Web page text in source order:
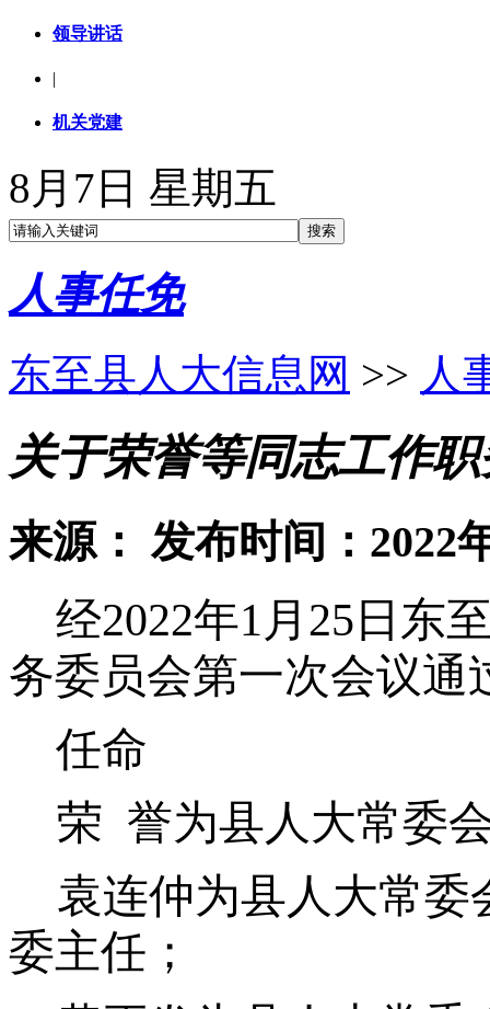
领导讲话
|
机关党建
8月7日 星期五
人事任免
东至县人大信息网 >> 人
关于荣誉等同志工作
来源： 发布时间：2022
经2022年1月25日东
务委员会第一次会议通
任命
荣 誉为县人大常委
袁连仲为县人大常
委主任；